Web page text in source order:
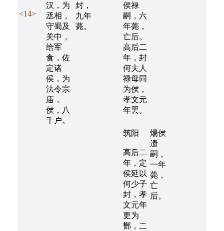
<14>
汉，为
丞相，
守蜀及
关中，
给军
食，佐
定诸
侯，为
法令宗
庙，
侯，八
千户。
封，
九年
薨。
侯禄
嗣，六
年薨，
亡后。
高后二
年，封
何夫人
禄母同
为侯，
孝文元
年罢。
筑阳
高后二
年，定
侯延以
何少子
封，孝
文元年
更为
酂，二
煬侯
遗
嗣，
一年
薨，
亡
后。